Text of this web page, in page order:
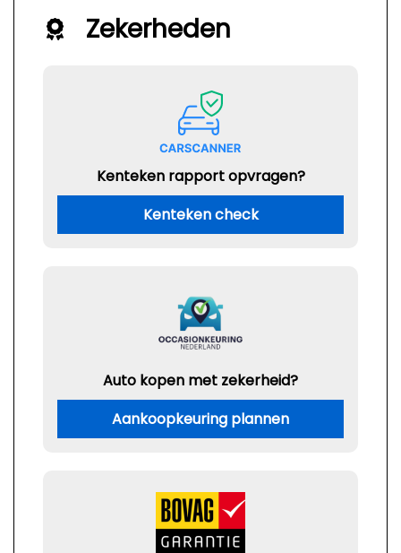
Zekerheden
Kenteken rapport opvragen?
Kenteken check
Auto kopen met zekerheid?
Aankoopkeuring plannen